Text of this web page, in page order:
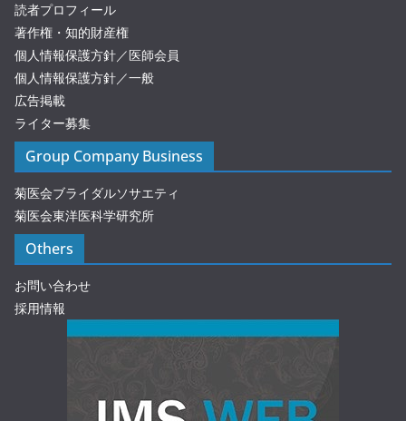
読者プロフィール
著作権・知的財産権
個人情報保護方針／医師会員
個人情報保護方針／一般
広告掲載
ライター募集
Group Company Business
菊医会ブライダルソサエティ
菊医会東洋医科学研究所
Others
お問い合わせ
採用情報